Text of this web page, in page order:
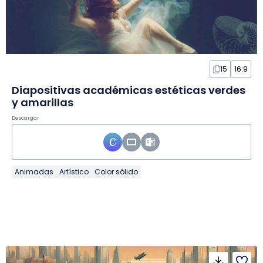
15 16:9
Diapositivas académicas estéticas verdes
y amarillas
Descargar
Animadas Artístico Color sólido